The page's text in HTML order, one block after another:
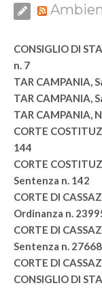
CONSIGLIO DI
n. 7
TAR CAMPANIA,
TAR CAMPANIA,
TAR CAMPANIA,
CORTE
144
CORTE
Sentenza n. 142
CORTE DI
Ordinanza n.
CORTE DI
Sentenza n. 27668
CORTE DI
CONSIGLIO DI